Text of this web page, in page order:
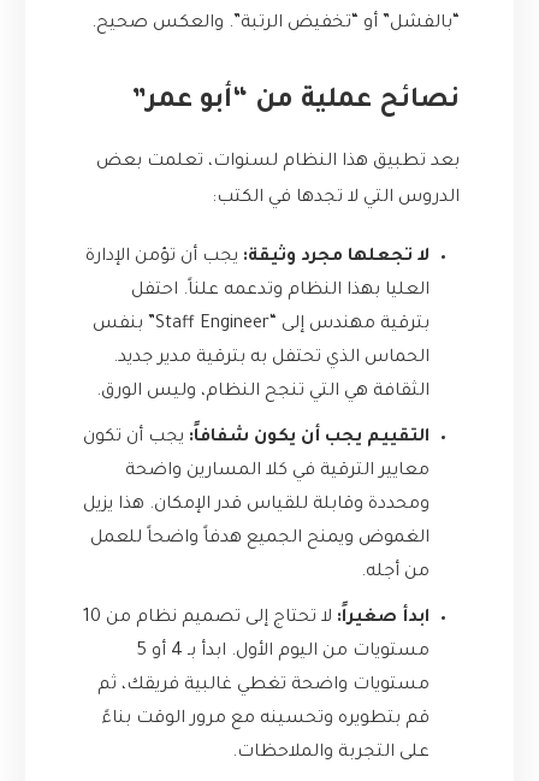
“بالفشل” أو “تخفيض الرتبة”. والعكس صحيح.
نصائح عملية من “أبو عمر”
بعد تطبيق هذا النظام لسنوات، تعلمت بعض
الدروس التي لا تجدها في الكتب:
لا تجعلها مجرد وثيقة: يجب أن تؤمن الإدارة
العليا بهذا النظام وتدعمه علناً. احتفل
بترقية مهندس إلى “Staff Engineer” بنفس
الحماس الذي تحتفل به بترقية مدير جديد.
الثقافة هي التي تنجح النظام، وليس الورق.
التقييم يجب أن يكون شفافاً: يجب أن تكون
معايير الترقية في كلا المسارين واضحة
ومحددة وقابلة للقياس قدر الإمكان. هذا يزيل
الغموض ويمنح الجميع هدفاً واضحاً للعمل
من أجله.
ابدأ صغيراً:
لا تحتاج إلى تصميم نظام من 10
مستويات من اليوم الأول. ابدأ بـ 4 أو 5
مستويات واضحة تغطي غالبية فريقك، ثم
قم بتطويره وتحسينه مع مرور الوقت بناءً
على التجربة والملاحظات.